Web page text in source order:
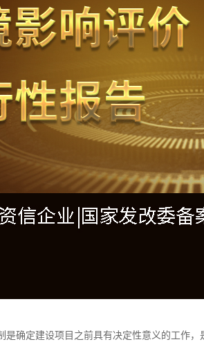
是确定建设项目之前具有决定性意义的工作